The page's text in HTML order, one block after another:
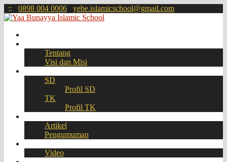
:: 0898 004 0006 yebe.islamicschool@gmail.com
Tentang
Visi dan Misi
SD
Profil SD
TK
Profil TK
Artikel
Pengumuman
Video